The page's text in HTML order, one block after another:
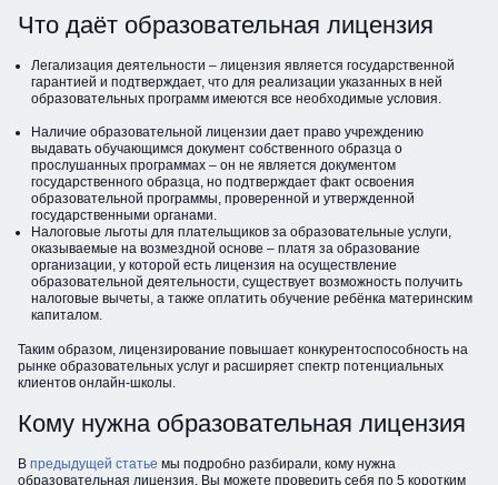
Что даёт образовательная лицензия
Легализация деятельности – лицензия является государственной
гарантией и подтверждает, что для реализации указанных в ней
образовательных программ имеются все необходимые условия.
Наличие образовательной лицензии дает право учреждению
выдавать обучающимся документ собственного образца о
прослушанных программах – он не является документом
государственного образца, но подтверждает факт освоения
образовательной программы, проверенной и утвержденной
государственными органами.
Налоговые льготы для плательщиков за образовательные услуги,
оказываемые на возмездной основе – платя за образование
организации, у которой есть лицензия на осуществление
образовательной деятельности, существует возможность получить
налоговые вычеты, а также оплатить обучение ребёнка материнским
капиталом.
Таким образом, лицензирование повышает конкурентоспособность на
рынке образовательных услуг и расширяет спектр потенциальных
клиентов онлайн-школы.
Кому нужна образовательная лицензия
В предыдущей статье мы подробно разбирали, кому нужна
образовательная лицензия. Вы можете проверить себя по 5 коротким